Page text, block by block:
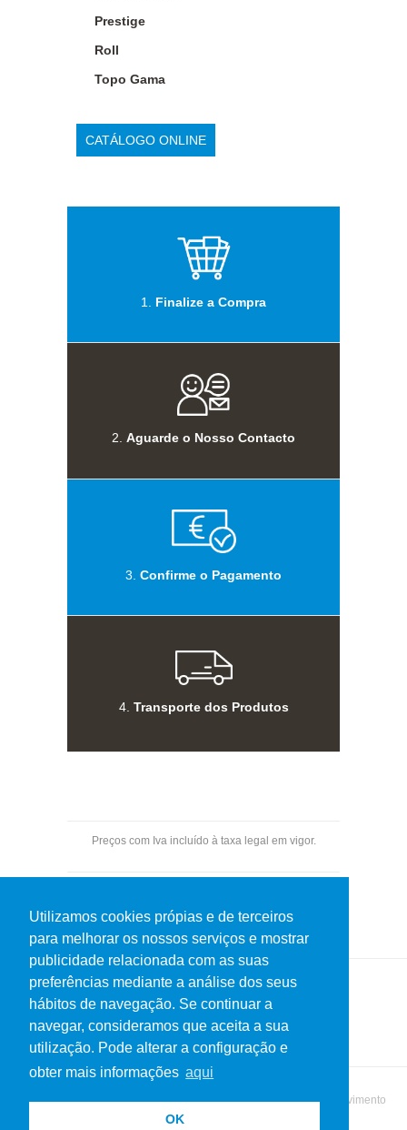
Utilizamos cookies própias e de terceiros
para melhorar os nossos serviços e mostrar
publicidade relacionada com as suas
preferências mediante a análise dos seus
hábitos de navegação. Se continuar a
navegar, consideramos que aceita a sua
utilização. Pode alterar a configuração e
obter mais informações aqui
OK
Prestige
Roll
Topo Gama
CATÁLOGO ONLINE
1. Finalize a Compra
2. Aguarde o Nosso Contacto
3. Confirme o Pagamento
4. Transporte dos Produtos
Preços com Iva incluído à taxa legal em vigor.
Política de Privacidade
© 2019 Netos do Martins. Todos os direitos reservados | Desenvolvimento
MatrizActiva